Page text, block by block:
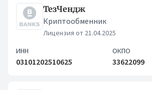
ТезЧендж
Криптообменник
Лицензия от 21.04.2025
ИНН
03101202510625
ОКПО
33622099